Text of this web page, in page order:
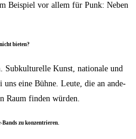
Bei­spiel vor allem für Punk: Neben
bieten?
Sub­kul­tu­rel­le Kunst, natio­na­le und
uns eine Büh­ne. Leu­te, die an ande­
Raum fin­den würden.
zu konzentrieren.